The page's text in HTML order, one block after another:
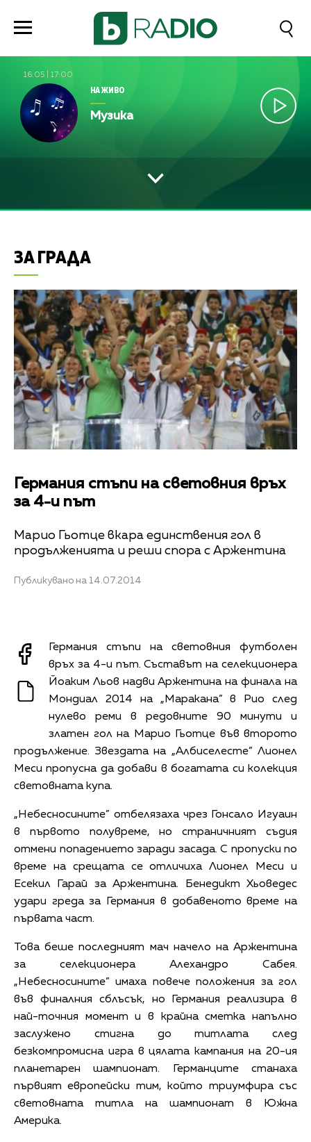
16:05 17:00
НА ЖИВО
Музика
ЗА ГРАДА
Германия стъпи на световния връх
за 4-и път
Марио Гьотце вкара единствения гол в
продълженията и реши спора с Аржентина
Публикувано на 14.07.2014
Германия стъпи на световния футболен
връх за 4-и път. Съставът на селекционера
Йоаким Льов надви Аржентина на финала на
Мондиал 2014 на „Маракана” в Рио след
нулево реми в редовните 90 минути и
златен гол на Марио Гьотце във второто
продължение. Звездата на „Албиселесте” Лионел
Меси пропусна да добави в богатата си колекция
световната купа.
„Небесносините” отбелязаха чрез Гонсало Игуаин
в първото полувреме, но страничният съдия
отмени попадението заради засада. С пропуски по
време на срещата се отличиха Лионел Меси и
Есекил Гарай за Аржентина. Бенедикт Хьоведес
удари греда за Германия в добавеното време на
първата част.
Това беше последният мач начело на Аржентина
за селекционера Алехандро Сабея.
„Небесносините” имаха повече положения за гол
във финалния сблъсък, но Германия реализира в
най-точния момент и в крайна сметка напълно
заслужено стигна до титлата след
безкомпромисна игра в цялата кампания на 20-ия
планетарен шампионат. Германците станаха
първият европейски тим, който триумфира със
световната титла на шампионат в Южна
Америка.